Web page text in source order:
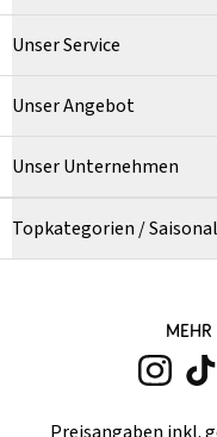
Unser Service
Unser Angebot
Unser Unternehmen
Topkategorien /